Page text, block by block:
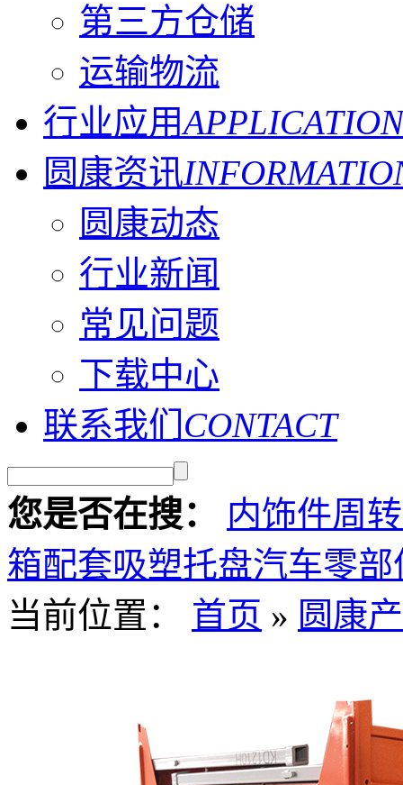
第三方仓储
运输物流
行业应用APPLICATION
圆康资讯
圆康动态
行业新闻
常见问题
下载中心
联系我们 CONTACT
您是否在搜：
内饰件周
箱配套吸塑托盘汽车零
当前位置：
首页 » 圆康